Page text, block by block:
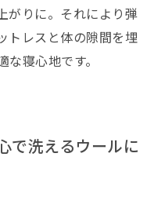
がりに。それにより弾
トレスと体の隙間を埋
寝心地です。
で洗えるウールに